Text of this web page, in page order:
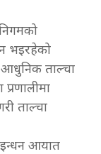
भइरहेको
आधुनिक ताल्चा
ताल्चा
आयात